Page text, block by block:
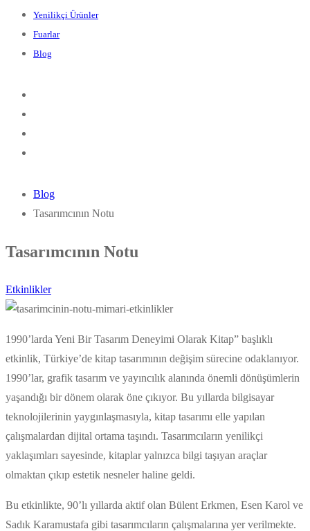
Yenilikçi Ürünler
Fuarlar
Blog
Blog
Tasarımcının Notu
Tasarımcının Notu
Etkinlikler
1990’larda Yeni Bir Tasarım Deneyimi Olarak Kitap” başlıklı
etkinlik, Türkiye’de kitap tasarımının değişim sürecine odaklanıyor.
1990’lar, grafik tasarım ve yayıncılık alanında önemli dönüşümlerin
yaşandığı bir dönem olarak öne çıkıyor. Bu yıllarda bilgisayar
teknolojilerinin yaygınlaşmasıyla, kitap tasarımı elle yapılan
çalışmalardan dijital ortama taşındı. Tasarımcıların yenilikçi
yaklaşımları sayesinde, kitaplar yalnızca bilgi taşıyan araçlar
olmaktan çıkıp estetik nesneler haline geldi.
Bu etkinlikte, 90’lı yıllarda aktif olan Bülent Erkmen, Esen Karol ve
Sadık Karamustafa gibi tasarımcıların çalışmalarına yer verilmekte.